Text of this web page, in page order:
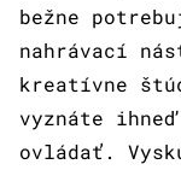
bežne
nahrávací
kreatívne
vyznáte
ovládať.